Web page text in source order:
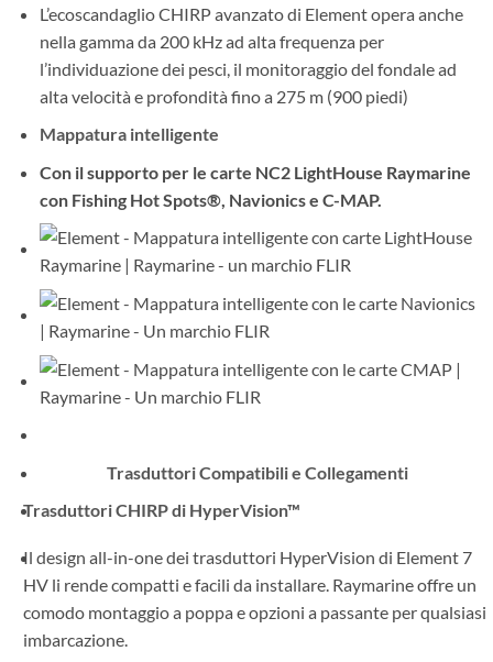
L’ecoscandaglio CHIRP avanzato di Element opera anche
nella gamma da 200 kHz ad alta frequenza per
l’individuazione dei pesci, il monitoraggio del fondale ad
alta velocità e profondità fino a 275 m (900 piedi)
Mappatura intelligente
Con il supporto per le carte NC2 LightHouse Raymarine
con Fishing Hot Spots®, Navionics e C-MAP.
Trasduttori Compatibili e Collegamenti
Trasduttori CHIRP di HyperVision™
Il design all-in-one dei trasduttori HyperVision di Element 7
HV li rende compatti e facili da installare. Raymarine offre un
comodo montaggio a poppa e opzioni a passante per qualsiasi
imbarcazione.